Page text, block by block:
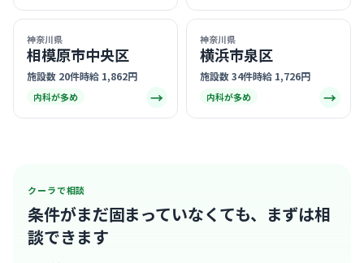
神奈川県
相模原市中央区
施設数 20件時給 1,862円
内科が多め →
神奈川県
横浜市泉区
施設数 34件時給 1,726円
内科が多め →
クーラで相談
条件がまだ固まっていなくても、 まずは相
談できます